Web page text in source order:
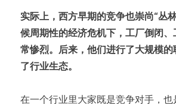
实际上，西方早期的竞争也崇尚“丛
候周期性的经济危机下，工厂倒闭
常惨烈。后来，他们进行了大规模
了行业生态。
在一个行业里大家既是竞争对手，也